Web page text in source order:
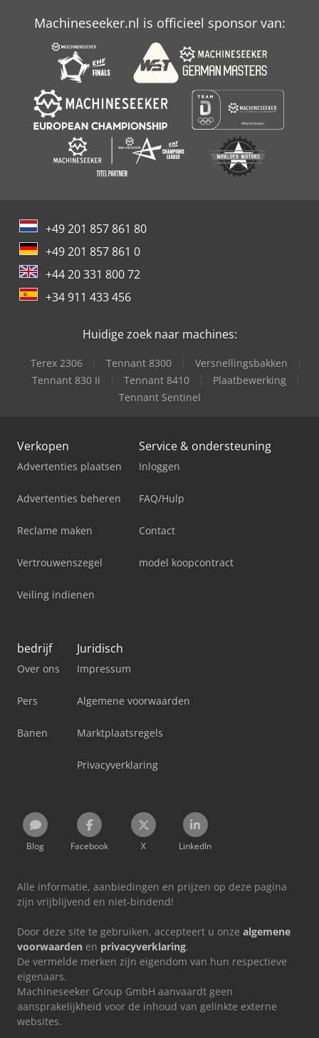
Machineseeker.nl is officieel sponsor van:
+49 201 857 861 80
+49 201 857 861 0
+44 20 331 800 72
+34 911 433 456
Huidige zoek naar machines:
Terex 2306 Tennant 8300
Versnellingsbakken
Tennant 830 Ii
Tennant 8410
Plaatbewerking
Tennant Sentinel
Verkopen
Advertenties plaatsen
Advertenties beheren
Reclame maken
Vertrouwenszegel
Veiling indienen
Service & ondersteuning
Inloggen
FAQ/Hulp
Contact
model koopcontract
bedrijf
Over ons
Pers
Banen
Juridisch
Impressum
Algemene voorwaarden
Marktplaatsregels
Privacyverklaring
Blog Facebook X LinkedIn
Alle informatie, aanbiedingen en prijzen op deze pagina
zijn vrijblijvend en niet-bindend!
Door deze site te gebruiken, accepteert u onze algemene
voorwaarden en privacyverklaring.
De vermelde merken zijn eigendom van hun respectieve
eigenaars.
Machineseeker Group GmbH aanvaardt geen
aansprakelijkheid voor de inhoud van gelinkte externe
websites.